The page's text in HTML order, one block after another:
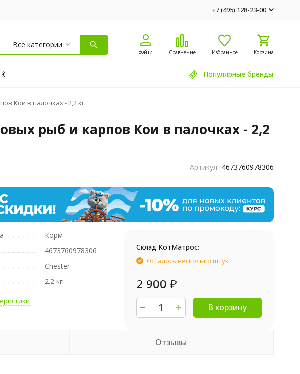
+7 (495) 128-23-00
Все категории
Войти Сравнение Избранное Корзина
Популярные бренды
Кои в палочках - 2,2 кг
рыб и карпов Кои в палочках - 2,2
Артикул: 4673760978306
Корм
4673760978306
Chester
2.2 кг
Склад КотМатрос:
Осталось несколько штук
2 900 ₽
В корзину
Отзывы